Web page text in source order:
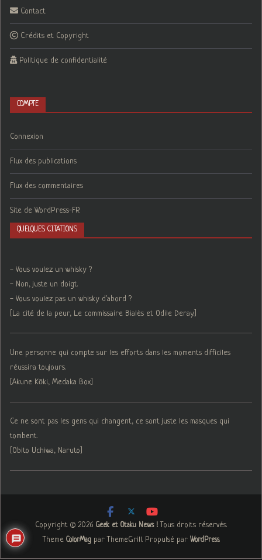
Contact
Crédits et Copyright
Politique de confidentialité
COMPTE
Connexion
Flux des publications
Flux des commentaires
Site de WordPress-FR
QUELQUES CITATIONS
- Vous voulez un whisky ?
- Non, juste un doigt.
- Vous voulez pas un whisky d'abord ?
[La cité de la peur, Le commissaire Bialès et Odile Deray.]
Une personne qui compte sur les efforts dans les moments difficiles
réussira toujours.
[Akune Kōki, Medaka Box]
Ce ne sont pas les gens qui changent, ce sont juste les masques qui
tombent.
[Obito Uchiwa, Naruto]
Copyright © 2026 Geek et Otaku News !. Tous droits réservés.
Theme ColorMagpar ThemeGrill. Propulsé par WordPress.